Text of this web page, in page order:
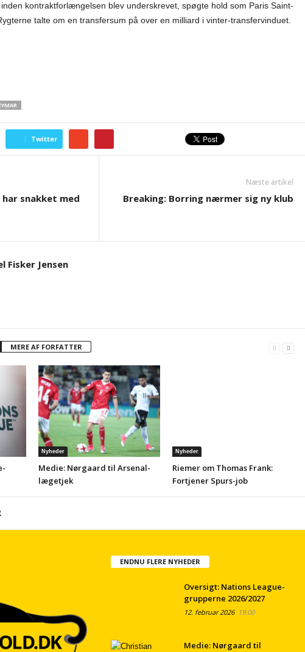
kontraktforlængelsen blev underskrevet, spøgte hold som Paris Saint-
talte om en transfersum på over en milliard i vinter-transfervinduet.
Twitter
snakket med
Næste artikel
Breaking: Borring nærmer sig ny klub
Fisker Jensen
MERE AF FORFATTER
Nyheder
Medie: Nørgaard til Arsenal-
lægetjek
Nyheder
Riemer om Thomas Frank:
Fortjener Spurs-job
ENDNU FLERE NYHEDER
Oversigt: Nations League-
grupperne 2026/2027
12. februar 202619:00
Medie: Nørgaard til